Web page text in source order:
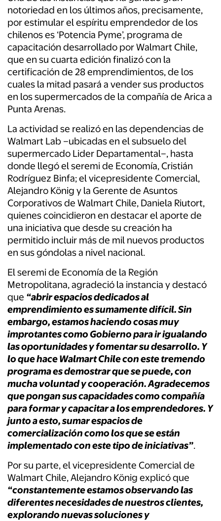
notoriedad en los últimos años, precisamente,
por estimular el espíritu emprendedor de los
chilenos es ‘Potencia Pyme’, programa de
capacitación desarrollado por Walmart Chile,
que en su cuarta edición finalizó con la
certificación de 28 emprendimientos, de los
cuales la mitad pasará a vender sus productos
en los supermercados de la compañía de Arica a
Punta Arenas.
La actividad se realizó en las dependencias de
Walmart Lab –ubicadas en el subsuelo del
supermercado Lider Departamental–, hasta
donde llegóel seremi de Economía, Cristián
Rodríguez Binfa; el vicepresidente Comercial,
Alejandro König y la Gerente de Asuntos
Corporativos de Walmart Chile, Daniela Riutort,
quienes coincidieron en destacar el aporte de
una iniciativa que desde su creación ha
permitido incluir más de mil nuevos productos
en sus góndolas a nivel nacional.
El seremi de Economía de la Región
Metropolitana, agradeció la instancia y destacó
que “abrir espacios dedicados al
emprendimiento es sumamente difícil. Sin
embargo, estamos haciendo cosas muy
improtantes como Gobierno para ir igualando
las oportunidades y fomentar su desarrollo. Y
lo que hace Walmart Chile con este tremendo
programa es demostrar que se puede, con
mucha voluntad y cooperación. Agradecemos
que pongan sus capacidades como compañía
para formar y capacitar a los emprendedores. Y
junto a esto, sumar espacios de
comercialización como los que se están
implementado con este tipo de iniciativas”.
Por su parte, el vicepresidente Comercial de
Walmart Chile, Alejandro König explicó que
“constantemente estamos observando las
diferentes necesidades de nuestros clientes,
explorando nuevas soluciones y